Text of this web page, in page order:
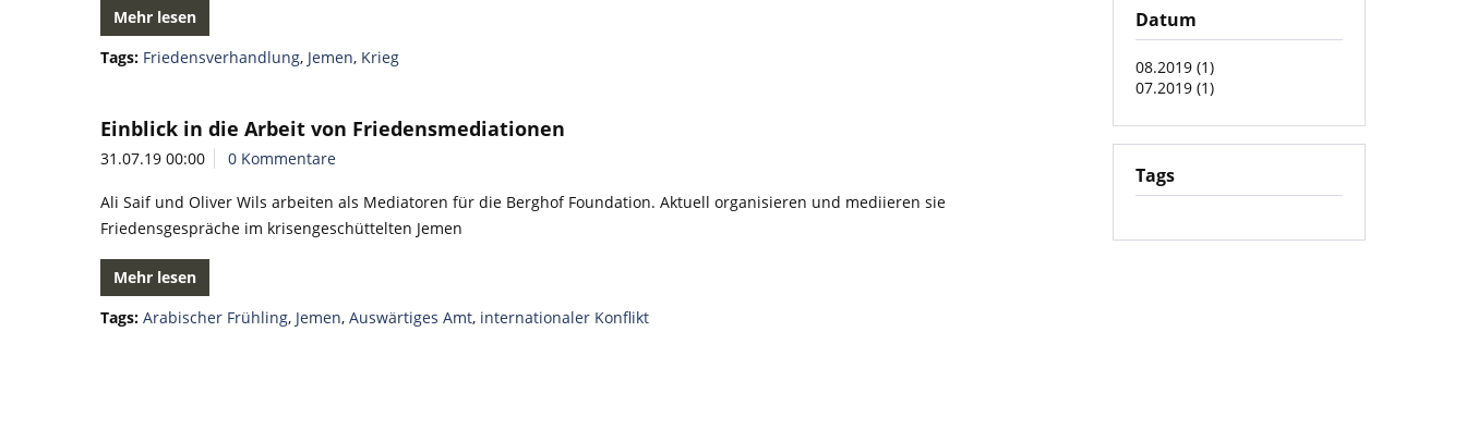
Datum
08.2019 (1)
07.2019 (1)
Tags
Mehr lesen
Tags: Friedensverhandlung, Jemen, Krieg
Einblick in die Arbeit von Friedensmediationen
31.07.19 00:00 0 Kommentare
Ali Saif und Oliver Wils arbeiten als Mediatoren für die Berghof Foundation. Aktuell organisieren und mediieren sie
Friedensgespräche im krisengeschüttelten Jemen
Mehr lesen
Tags: Arabischer Frühling, Jemen, Auswärtiges Amt, internationaler Konflikt